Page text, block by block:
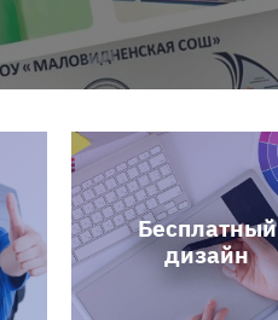
Бесплатный
дизайн